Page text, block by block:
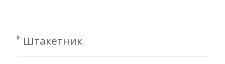
Штакетник